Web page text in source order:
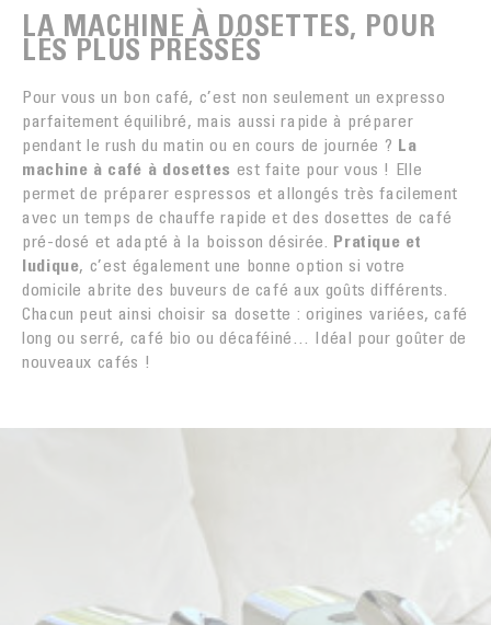
LA MACHINE À DOSETTES, POUR
LES PLUS PRESSÉS
Pour vous un bon café, c’est non seulement un expresso
parfaitement équilibré, mais aussi rapide à préparer
pendant le rush du matin ou en cours de journée ? La
machine à café à dosettes est faite pour vous ! Elle
permet de préparer espressos et allongés très facilement
avec un temps de chauffe rapide et des dosettes de café
pré-dosé et adapté à la boisson désirée. Pratique et
ludique, c’est également une bonne option si votre
domicile abrite des buveurs de café aux goûts différents.
Chacun peut ainsi choisir sa dosette : origines variées, café
long ou serré, café bio ou décaféiné… Idéal pour goûter de
nouveaux cafés !